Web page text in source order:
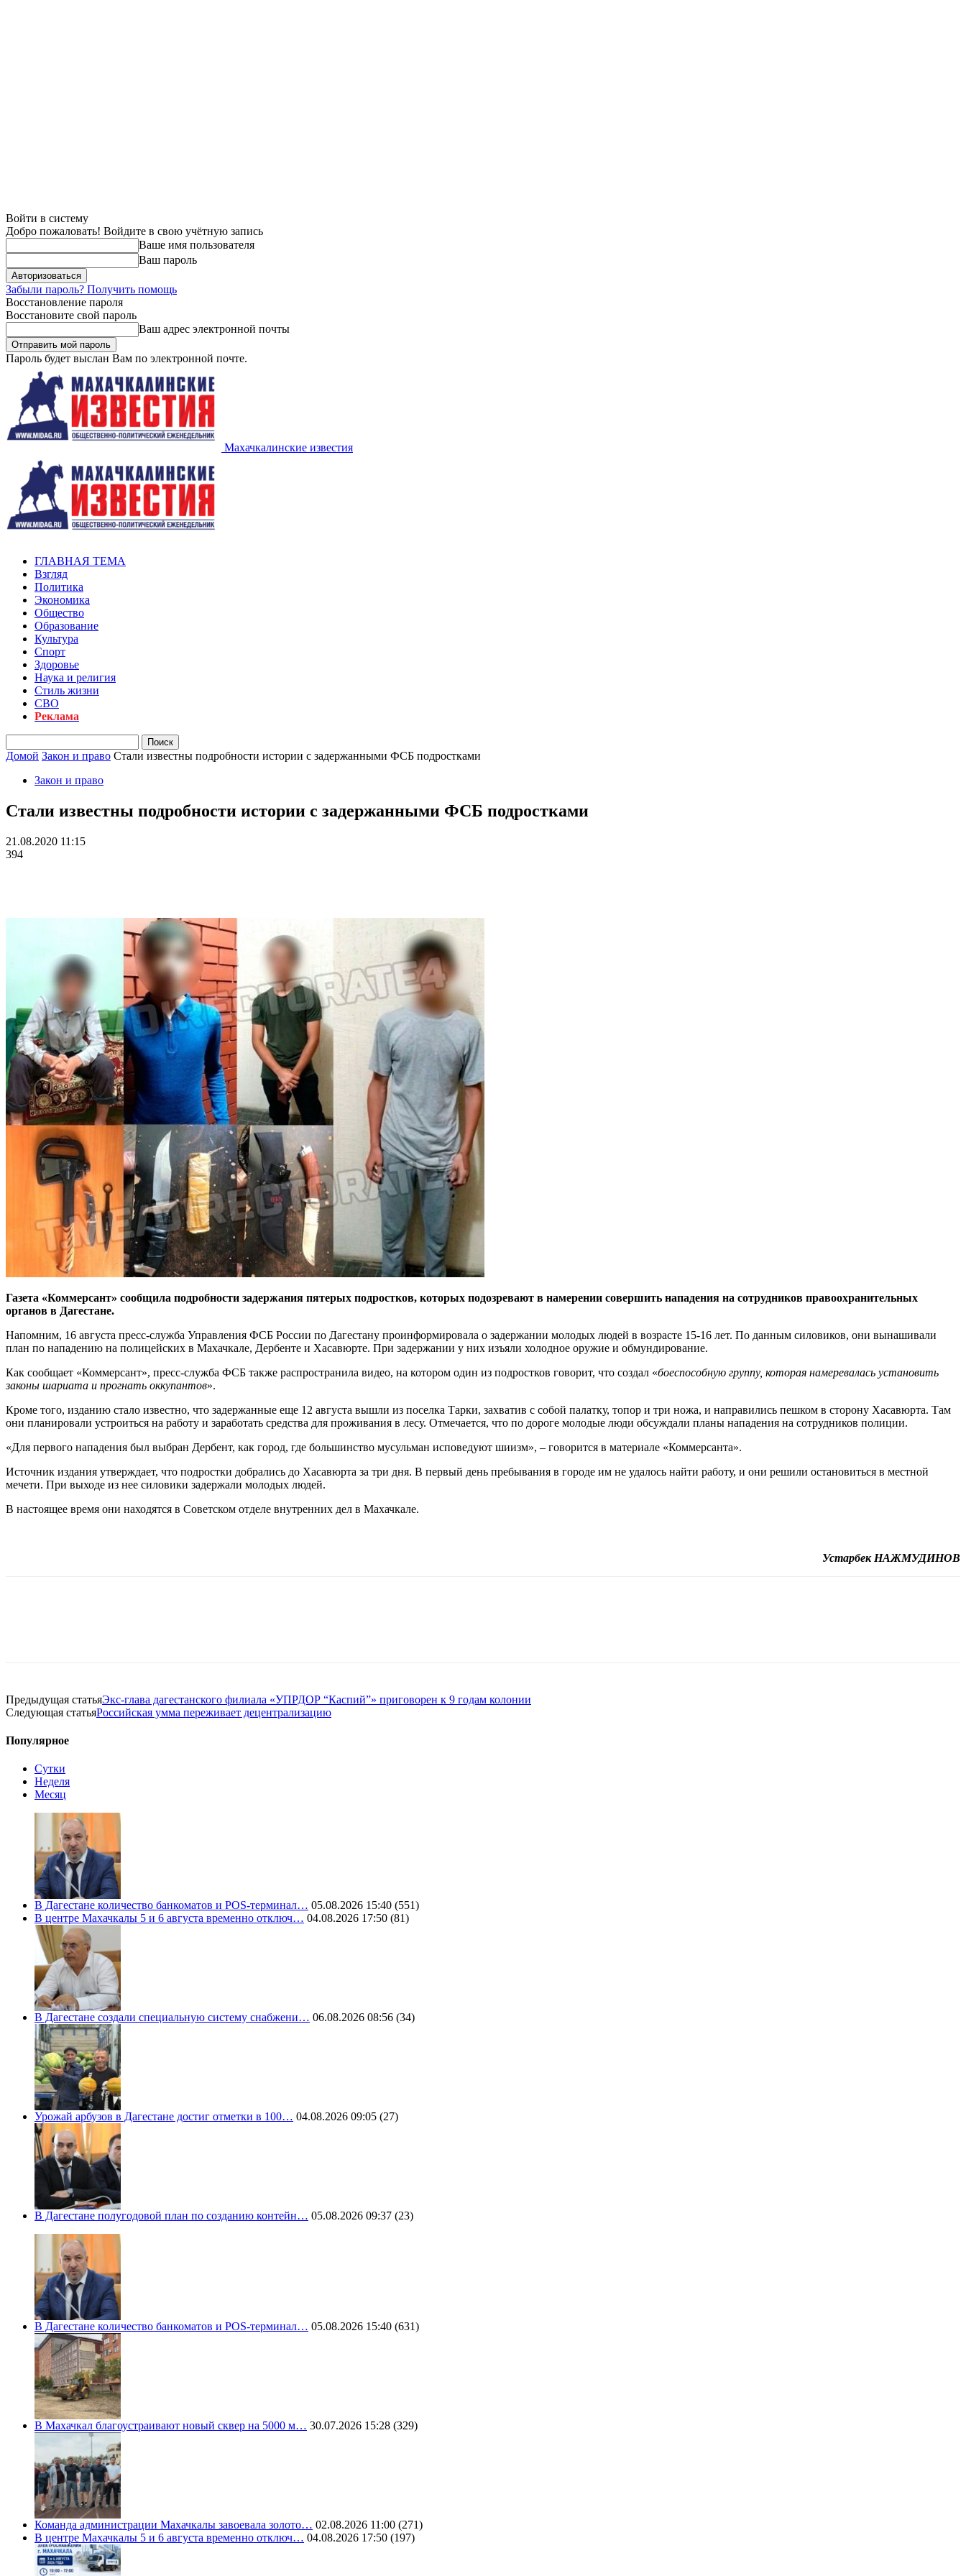
Войти в систему
Добро пожаловать! Войдите в свою учётную запись
Ваше имя пользователя
Ваш пароль
Забыли пароль? Получить помощь
Восстановление пароля
Восстановите свой пароль
Ваш адрес электронной почты
Пароль будет выслан Вам по электронной почте.
Махачкалинские известия
ГЛАВНАЯ ТЕМА
Взгляд
Политика
Экономика
Общество
Образование
Культура
Спорт
Здоровье
Наука и религия
Стиль жизни
СВО
Реклама
Домой Закон и право Стали известны подробности истории с задержанными ФСБ подростками
Закон и право
Стали известны подробности истории с задержанными ФСБ подростками
21.08.2020 11:15
394
Газета «Коммерсант» сообщила подробности задержания пятерых подростков, которых подозревают в намерении совершить нападения на сотрудников правоохранительных
органов в Дагестане.
Напомним, 16 августа пресс-служба Управления ФСБ России по Дагестану проинформировала о задержании молодых людей в возрасте 15-16 лет. По данным силовиков, они вынашивали
план по нападению на полицейских в Махачкале, Дербенте и Хасавюрте. При задержании у них изъяли холодное оружие и обмундирование.
Как сообщает «Коммерсант», пресс-служба ФСБ также распространила видео, на котором один из подростков говорит, что создал «боеспособную группу, которая намеревалась установить
законы шариата и прогнать оккупантов».
Кроме того, изданию стало известно, что задержанные еще 12 августа вышли из поселка Тарки, захватив с собой палатку, топор и три ножа, и направились пешком в сторону Хасавюрта. Там
они планировали устроиться на работу и заработать средства для проживания в лесу. Отмечается, что по дороге молодые люди обсуждали планы нападения на сотрудников полиции.
«Для первого нападения был выбран Дербент, как город, где большинство мусульман исповедуют шиизм», – говорится в материале «Коммерсанта».
Источник издания утверждает, что подростки добрались до Хасавюрта за три дня. В первый день пребывания в городе им не удалось найти работу, и они решили остановиться в местной
мечети. При выходе из нее силовики задержали молодых людей.
В настоящее время они находятся в Советском отделе внутренних дел в Махачкале.
Устарбек НАЖМУДИНОВ
Предыдущая статьяЭкс-глава дагестанского филиала «УПРДОР “Каспий”» приговорен к 9 годам колонии
Следующая статьяРоссийская умма переживает децентрализацию
Популярное
Сутки
Неделя
Месяц
В Дагестане количество банкоматов и POS-терминал… 05.08.2026 15:40 (551)
В центре Махачкалы 5 и 6 августа временно отключ… 04.08.2026 17:50 (81)
В Дагестане создали специальную систему снабжени… 06.08.2026 08:56 (34)
Урожай арбузов в Дагестане достиг отметки в 100… 04.08.2026 09:05 (27)
В Дагестане полугодовой план по созданию контейн… 05.08.2026 09:37 (23)
В Дагестане количество банкоматов и POS-терминал… 05.08.2026 15:40 (631)
В Махачкал благоустраивают новый сквер на 5000 м… 30.07.2026 15:28 (329)
Команда администрации Махачкалы завоевала золото… 02.08.2026 11:00 (271)
В центре Махачкалы 5 и 6 августа временно отключ… 04.08.2026 17:50 (197)